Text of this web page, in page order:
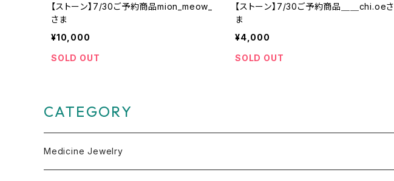
【ストーン】7/30ご予約商品mion_meow_
さま
¥10,000
SOLD OUT
【ストーン】7/30ご予約商品＿＿chi.oeさ
ま
¥4,000
SOLD OUT
CATEGORY
Medicine Jewelry